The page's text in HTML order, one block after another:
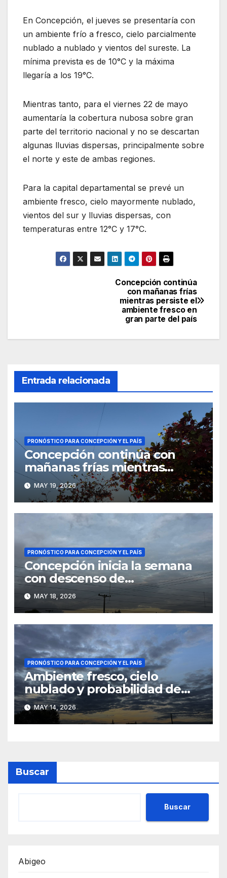
En Concepción, el jueves se presentaría con
un ambiente frío a fresco, cielo parcialmente
nublado a nublado y vientos del sureste. La
mínima prevista es de 10°C y la máxima
llegaría a los 19°C.
Mientras tanto, para el viernes 22 de mayo
aumentaría la cobertura nubosa sobre gran
parte del territorio nacional y no se descartan
algunas lluvias dispersas, principalmente sobre
el norte y este de ambas regiones.
Para la capital departamental se prevé un
ambiente fresco, cielo mayormente nublado,
vientos del sur y lluvias dispersas, con
temperaturas entre 12°C y 17°C.
Concepción continúa
con mañanas frías
mientras persiste el
ambiente fresco en
gran parte del país
Entrada relacionada
PRONÓSTICO PARA CONCEPCIÓN Y EL PAÍS
Concepción continúa con
mañanas frías mientras
persiste el ambiente fresco
en gran parte del país
MAY 19, 2026
PRONÓSTICO PARA CONCEPCIÓN Y EL PAÍS
Concepción inicia la semana
con descenso de
temperatura y ambiente
fresco en gran parte del país
MAY 18, 2026
PRONÓSTICO PARA CONCEPCIÓN Y EL PAÍS
Ambiente fresco, cielo
nublado y probabilidad de
lluvias en Concepción y gran
parte del país
MAY 14, 2026
Buscar
Buscar
Abigeo